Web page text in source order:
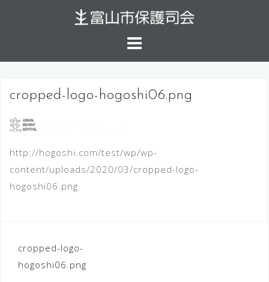
cropped-logo-hogoshi06.png
http://hogoshi.com/test/wp/wp-
content/uploads/2020/03/cropped-logo-
hogoshi06.png
投
稿
ナ
cropped-logo-
hogoshi06.png